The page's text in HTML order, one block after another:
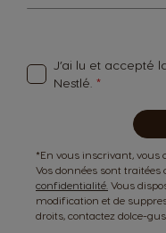
J’ai lu et accepté
Nestlé.
*En vous inscrivant, vous
Vos données sont
confidentialité. Vous
modification et de
droits, contactez dolce-